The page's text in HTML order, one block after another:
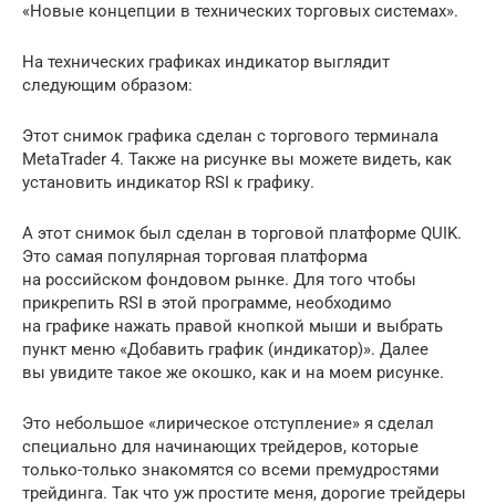
«Новые концепции в технических торговых системах».
На технических графиках индикатор выглядит
следующим образом:
Этот снимок графика сделан с торгового терминала
MetaTrader 4. Также на рисунке вы можете видеть, как
установить индикатор RSI к графику.
А этот снимок был сделан в торговой платформе QUIK.
Это самая популярная торговая платформа
на российском фондовом рынке. Для того чтобы
прикрепить RSI в этой программе, необходимо
на графике нажать правой кнопкой мыши и выбрать
пункт меню «Добавить график (индикатор)». Далее
вы увидите такое же окошко, как и на моем рисунке.
Это небольшое «лирическое отступление» я сделал
специально для начинающих трейдеров, которые
только-только знакомятся со всеми премудростями
трейдинга. Так что уж простите меня, дорогие трейдеры